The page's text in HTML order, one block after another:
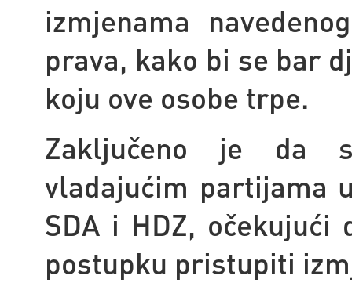
izmjenama
prava, kako bi se bar
koju ove osobe trpe.
Zaključeno je da
vladajućim partijama
SDA i HDZ,
postupku pristupiti